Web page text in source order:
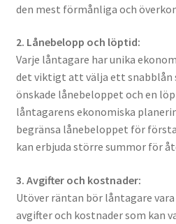
den mest förmånliga och
2. Lånebelopp och löptid:
Varje låntagare har unika
det viktigt att välja ett snabblån
önskade lånebeloppet och en
låntagarens ekonomiska
begränsa lånebeloppet för
kan erbjuda större summor för
3. Avgifter och kostnader:
Utöver räntan bör låntagare
avgifter och kostnader som kan